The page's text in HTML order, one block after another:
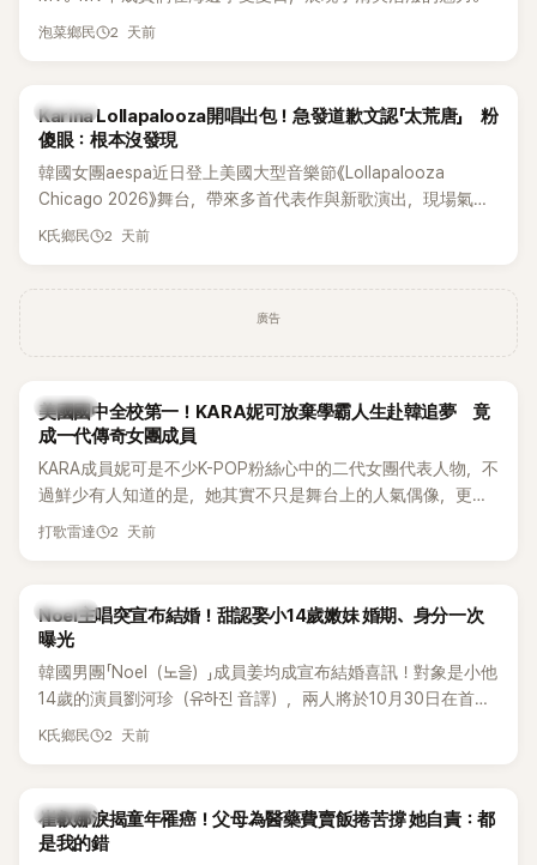
泡菜鄉民 2 天前
K-POP
Karina Lollapalooza開唱出包！急發道歉文認「太荒唐」 粉
傻眼：根本沒發現
韓國女團aespa近日登上美國大型音樂節《Lollapalooza
Chicago 2026》舞台，帶來多首代表作與新歌演出，現場氣氛
嗨翻。不過，成員Karina卻在演出後主動坦承，自己因為太緊
K氏鄉民 2 天前
廣告
K-POP
美國國中全校第一！KARA妮可放棄學霸人生赴韓追夢 竟
成一代傳奇女團成員
KARA成員妮可是不少K-POP粉絲心中的二代女團代表人物，不
過鮮少有人知道的是，她其實不只是舞台上的人氣偶像，更是
一名不折不扣的學霸。她日前在節目中透露，自己在美國就讀
打歌雷達 2 天前
K-POP
Noel主唱突宣布結婚！甜認娶小14歲嫩妹 婚期、身分一次
曝光
韓國男團「Noel（노을）」成員姜均成宣布結婚喜訊！對象是小他
14歲的演員劉河珍（유하진 音譯），兩人將於10月30日在首爾
低調舉辦婚禮，消息一出立刻引發關注。
K氏鄉民 2 天前
K-POP
崔叡娜淚揭童年罹癌！父母為醫藥費賣飯捲苦撐 她自責：都
是我的錯